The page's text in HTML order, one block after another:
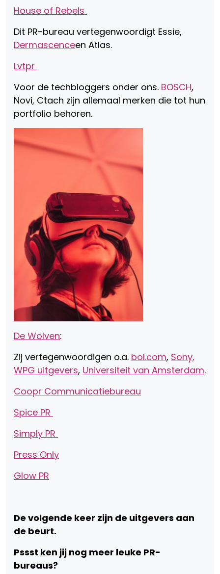
House of Rebels
Dit PR-bureau vertegenwoordigt Essie,
Dermascenceen Atlas.
Lvtpr
Voor de techbloggers onder ons. BOSCH,
Novi, Ctach zijn allemaal merken die tot hun
portfolio behoren.
De Wolven:
Zij vertegenwoordigen o.a. bol.com, Sony,
WPG uitgevers, Universiteit van Amsterdam.
Coopr Communicatiebureau
Spice PR
Simply PR
Press Only
Glow PR
De volgende keer zijn de uitgevers aan
de beurt.
Pssst ken jij nog meer leuke PR-
bureaus?